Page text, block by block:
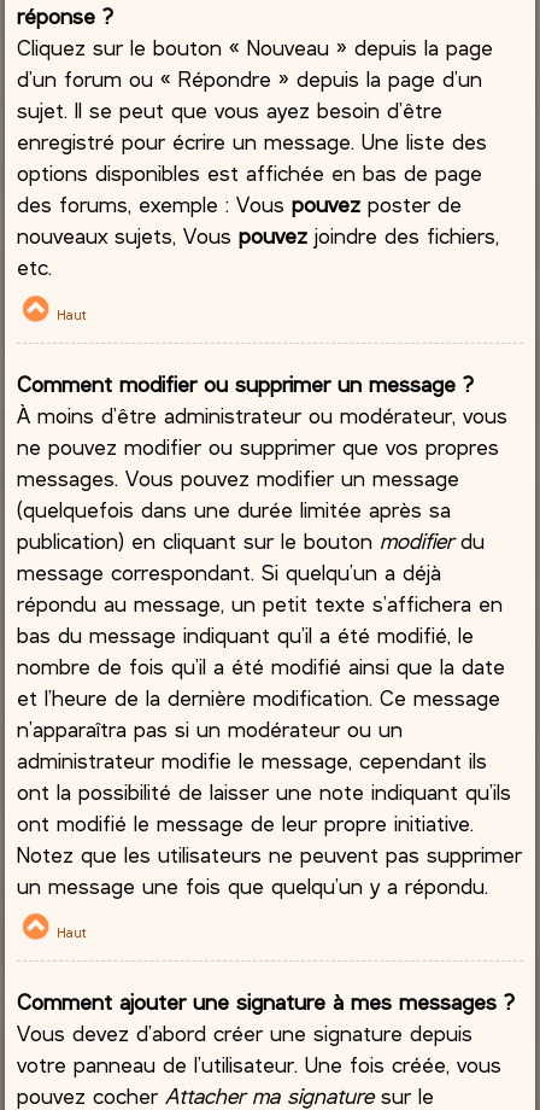
réponse ?
Cliquez sur le bouton « Nouveau » depuis la page
d’un forum ou « Répondre » depuis la page d’un
sujet. Il se peut que vous ayez besoin d’être
enregistré pour écrire un message. Une liste des
options disponibles est affichée en bas de page
des forums, exemple : Vouspouvez poster de
nouveaux sujets, Vouspouvez joindre des fichiers,
etc.
Haut
Comment modifier ou supprimer un message ?
À moins d’être administrateur ou modérateur, vous
ne pouvez modifier ou supprimer que vos propres
messages. Vous pouvez modifier un message
(quelquefois dans une durée limitée après sa
publication) en cliquant sur le bouton modifierdu
message correspondant. Si quelqu’un a déjà
répondu au message, un petit texte s’affichera en
bas du message indiquant qu’il a été modifié, le
nombre de fois qu’il a été modifié ainsi que la date
et l’heure de la dernière modification. Ce message
n’apparaîtra pas si un modérateur ou un
administrateur modifie le message, cependant ils
ont la possibilité de laisser une note indiquant qu’ils
ont modifié le message de leur propre initiative.
Notez que les utilisateurs ne peuvent pas supprimer
un message une fois que quelqu’un y a répondu.
Haut
Comment ajouter une signature à mes messages ?
Vous devez d’abord créer une signature depuis
votre panneau de l’utilisateur. Une fois créée, vous
pouvez cocherAttacher ma signaturesur le